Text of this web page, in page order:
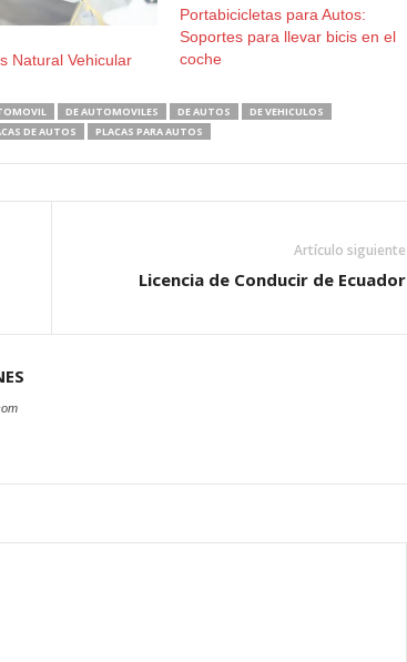
Natural Vehicular
Portabicicletas para Autos:
Soportes para llevar bicis en el
coche
DE AUTOMOVILES DE AUTOS
DE VEHICULOS
DE AUTOS PLACAS PARA AUTOS
Artículo siguiente
Licencia de Conducir de Ecuador